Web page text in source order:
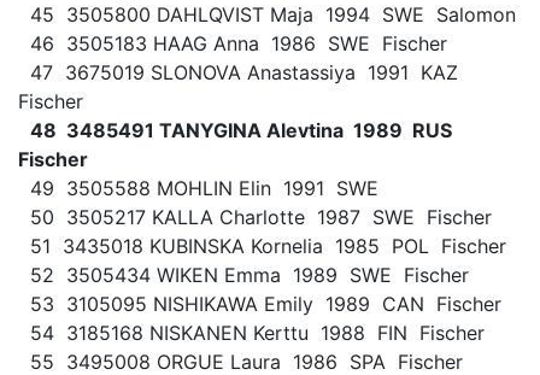
45 3505800 DAHLQVIST Maja 1994 SWE Salomon
46 3505183 HAAG Anna 1986 SWE Fischer
47 3675019 SLONOVA Anastassiya 1991 KAZ
Fischer
48 3485491 TANYGINA Alevtina 1989 RUS
Fischer
49 3505588 MOHLIN Elin 1991 SWE
50 3505217 KALLA Charlotte 1987 SWE Fischer
51 3435018 KUBINSKA Kornelia 1985 POL Fischer
52 3505434 WIKEN Emma 1989 SWE Fischer
53 3105095 NISHIKAWA Emily 1989 CAN Fischer
54 3185168 NISKANEN Kerttu 1988 FIN Fischer
55 3495008 ORGUE Laura 1986 SPA Fischer